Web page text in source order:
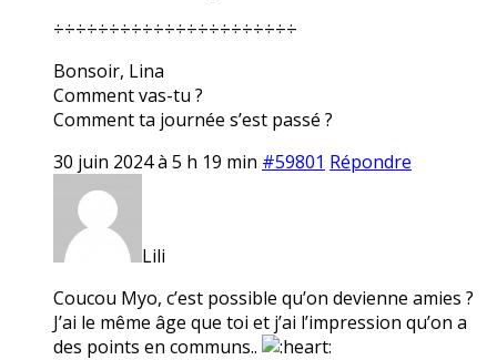
÷÷÷÷÷÷÷÷÷÷÷÷÷÷÷÷÷÷÷÷÷÷
Bonsoir, Lina
Comment vas-tu ?
Comment ta journée s’est passé ?
30 juin 2024 à 5 h 19 min #59801 Répondre
Lili
Coucou Myo, c’est possible qu’on devienne amies ?
J’ai le même âge que toi et j’ai l’impression qu’on a
des points en communs..